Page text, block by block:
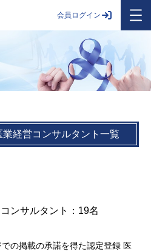
会員ログイン
経営コンサルタント一覧
ンサルタント：19名
の掲載の承諾を得た認定登録 医